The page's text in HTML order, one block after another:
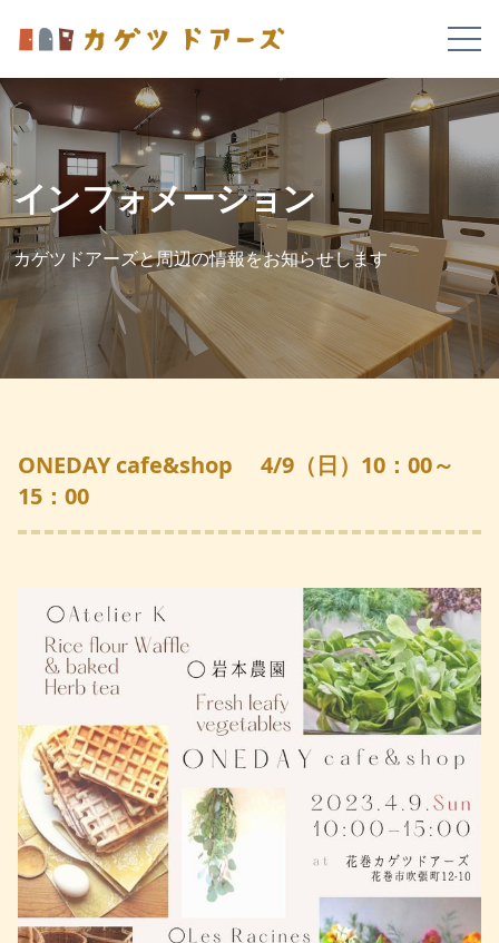
インフォメーション
カゲツドアーズと周辺の情報をお知らせします
ONEDAY cafe&shop 4/9（日）10：00～
15：00